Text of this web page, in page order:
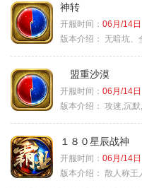
神转
开服时间： 06月/14日
版本介绍： 无暗坑、
盟重沙漠
开服时间： 06月/14日
版本介绍： 攻速,沉
１８０星辰战神
开服时间： 06月/14日
版本介绍： 散人称王